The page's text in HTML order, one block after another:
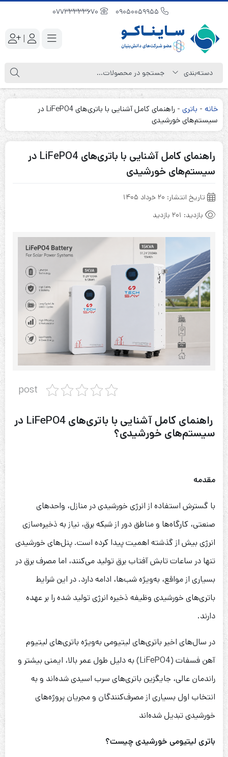
|
خانه - باتری -
راهنمای کامل آشنایی با باتری‌های LiFePO4 در
سیستم‌های خورشیدی
راهنمای کامل آشنایی با باتری‌های LiFePO4 در
سیستم‌های خورشیدی
تاریخ انتشار: ۲۰ خرداد ۱۴۰۵
بازدید: 201 بازدید
post
راهنمای کامل آشنایی با باتری‌های LiFePO4 در
سیستم‌های خورشیدی؟
مقدمه
با گسترش استفاده از انرژی خورشیدی در منازل، واحدهای
صنعتی، کارگاه‌ها و مناطق دور از شبکه برق، نیاز به ذخیره‌سازی
انرژی بیش از گذشته اهمیت پیدا کرده است. پنل‌های خورشیدی
تنها در ساعات تابش آفتاب برق تولید می‌کنند، اما مصرف برق در
بسیاری از مواقع، به‌ویژه شب‌ها، ادامه دارد. در این شرایط
باتری‌های خورشیدی وظیفه ذخیره انرژی تولید شده را بر عهده
دارند.
در سال‌های اخیر باتری‌های لیتیومی به‌ویژه باتری‌های لیتیوم
آهن فسفات (LiFePO4) به دلیل طول عمر بالا، ایمنی بیشتر و
راندمان عالی، جایگزین باتری‌های سرب اسیدی شده‌اند و به
انتخاب اول بسیاری از مصرف‌کنندگان و مجریان پروژه‌های
خورشیدی تبدیل شده‌اند
باتری لیتیومی خورشیدی چیست؟